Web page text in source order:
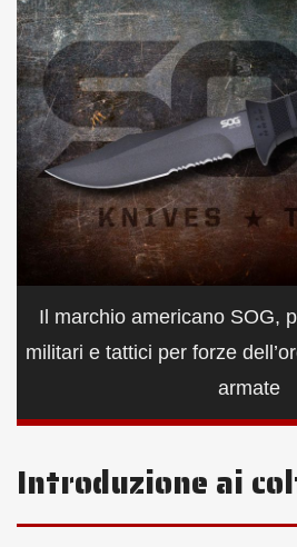
Il marchio americano SOG,
militari e tattici per forze
armate
Introduzione ai